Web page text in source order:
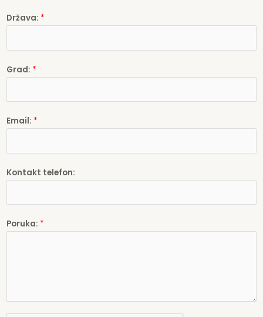
Država: *
Grad: *
Email: *
Kontakt telefon:
Poruka: *